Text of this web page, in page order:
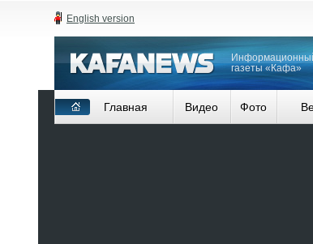
English version
газеты «Кафа»
Главная Видео Фото